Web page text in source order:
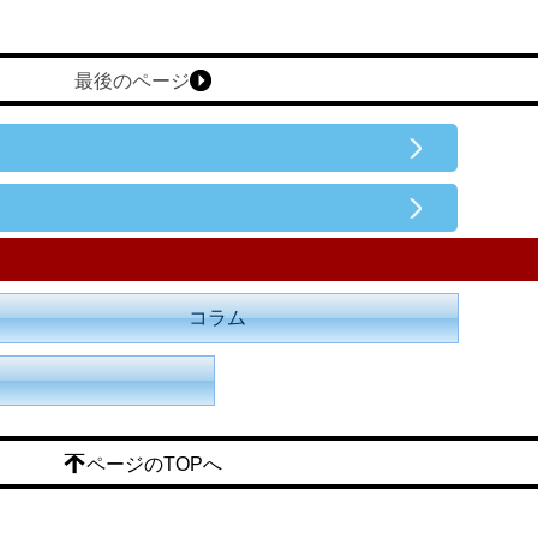
最後のページ
コラム
ページのTOPへ